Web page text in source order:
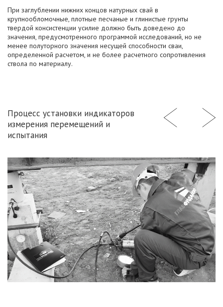
При заглублении нижних концов натурных свай в
крупнообломочные, плотные песчаные и глинистые грунты
твердой консистенции усилие должно быть доведено до
значения, предусмотренного программой исследований, но не
менее полуторного значения несущей способности сваи,
определенной расчетом, и не более расчетного сопротивления
ствола по материалу.
Процесс установки индикаторов
измерения перемещений и
испытания